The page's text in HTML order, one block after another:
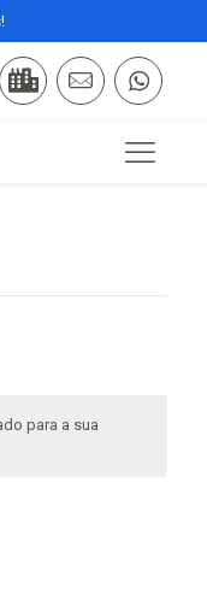
para a sua